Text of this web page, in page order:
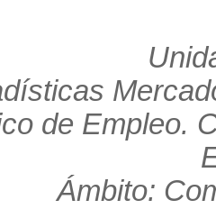
de Empleo.
Ámbito: